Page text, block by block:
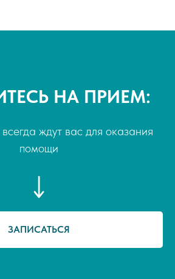
НА ПРИЕМ:
ждут вас для оказания
помощи
ЗАПИСАТЬСЯ